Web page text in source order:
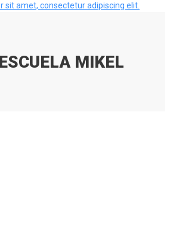
sit amet, consectetur adipiscing elit.
MIKEL